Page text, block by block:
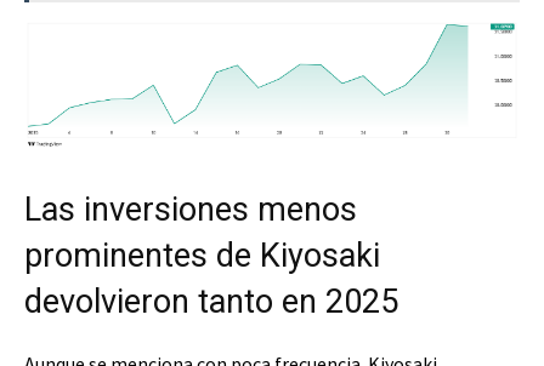
Las inversiones menos
prominentes de Kiyosaki
devolvieron tanto en 2025